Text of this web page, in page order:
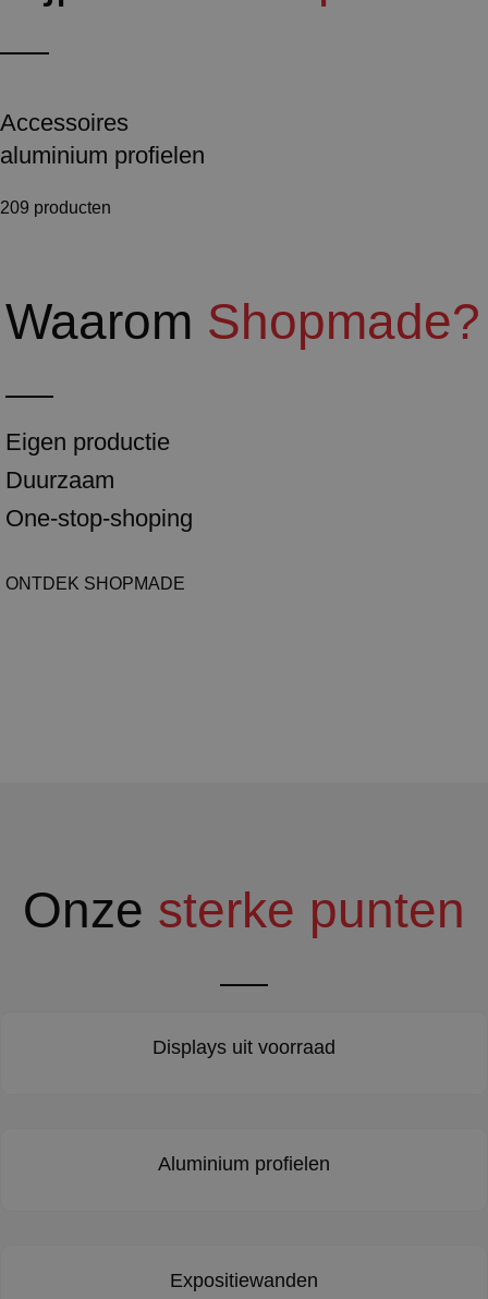
Accessoires
aluminium profielen
209 producten
Waarom Shopmade?
Eigen productie
Duurzaam
One-stop-shoping
ONTDEK SHOPMADE
Onze sterke punten
Displays uit voorraad
Aluminium profielen
Expositiewanden